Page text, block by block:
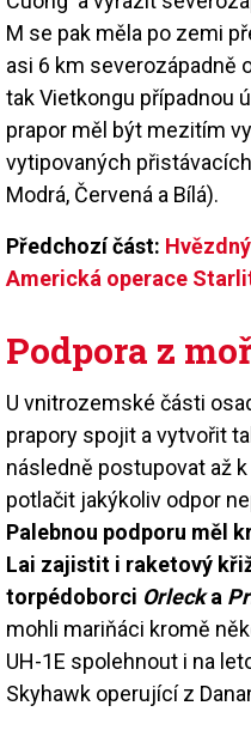
M se pak měla po zemi
asi 6 km severozápadně
tak Vietkongu případnou
prapor měl být mezitím
vytipovaných
Modrá, Červená a Bílá).
Předchozí část:
Americká operace
Podpora z
U vnitrozemské části
prapory spojit a vytvořit
následně postupovat až
potlačit jakýkoliv odpor
Palebnou podporu měl
Lai zajistit i raketový
torpédoborci Orlecka
mohli mariňáci kromě
UH-1E spolehnout i na
Skyhawk operující z